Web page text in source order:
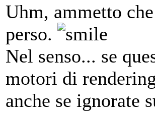
Uhm, ammetto
perso.
Nel senso... se
motori di
anche se ignorate